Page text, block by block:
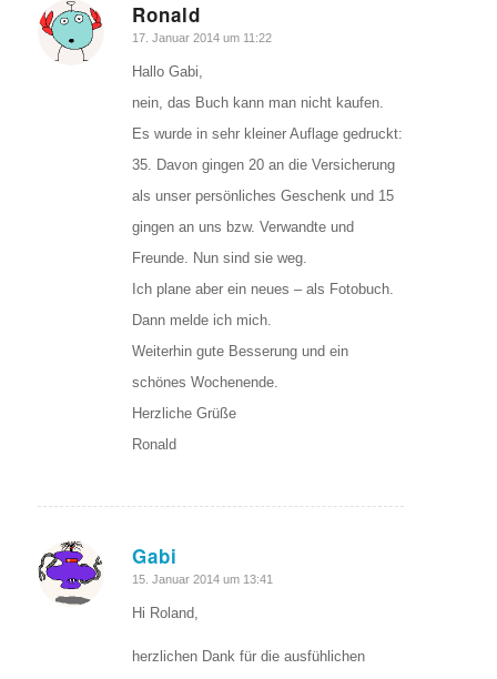
Ronald
sagte:
17. Januar 2014 um 11:22
Hallo Gabi,
nein, das Buch kann man nicht kaufen.
Es wurde in sehr kleiner Auflage gedruckt:
35. Davon gingen 20 an die Versicherung
als unser persönliches Geschenk und 15
gingen an uns bzw. Verwandte und
Freunde. Nun sind sie weg.
Ich plane aber ein neues – als Fotobuch.
Dann melde ich mich.
Weiterhin gute Besserung und ein
schönes Wochenende.
Herzliche Grüße
Ronald
Gabi
sagte:
15. Januar 2014 um 13:41
Hi Roland,
herzlichen Dank für die ausfühlichen